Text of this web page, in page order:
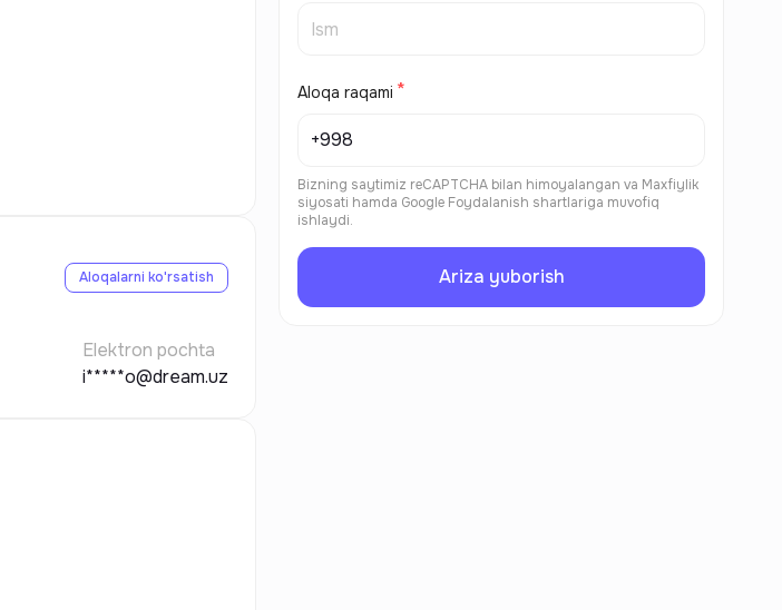
Aloqalarni ko'rsatish
Elektron pochta
i*****o@dream.uz
Aloqa raqami
Bizning saytimiz reCAPTCHA bilan himoyalangan va Maxfiylik
siyosati hamda Google Foydalanish shartlariga muvofiq
ishlaydi.
Ariza yuborish